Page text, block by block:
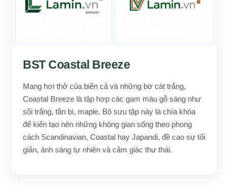
BST Coastal Breeze
Mang hơi thở của biển cả và những bờ cát trắng,
Coastal Breeze là tập hợp các gam màu gỗ sáng như
sồi trắng, tần bì, maple. Bộ sưu tập này là chìa khóa
để kiến tạo nên những không gian sống theo phong
cách Scandinavian, Coastal hay Japandi, đề cao sự tối
giản, ánh sáng tự nhiên và cảm giác thư thái.